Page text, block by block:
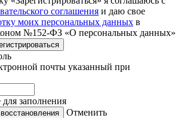
соглашения и даю свое
моих персональных данных в
№152-ФЗ «О персональных данных»
почты указанный при
для заполнения
Отменить